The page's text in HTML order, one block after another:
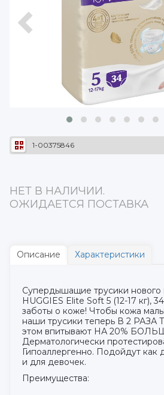
1-00375846
НЕТ В НАЛИЧИИ.
ОЖИДАЕТСЯ ПОСТАВКА
Описание Характеристики
Супердышащие трусики нового
HUGGIES Elite Soft 5 (12-17 кг),
заботы о коже! Чтобы кожа
наши трусики теперь В 2
этом впитывают НА 20%
Дерматологически
Гипоаллергенно. Подойдут как
и для девочек.
Преимущества: